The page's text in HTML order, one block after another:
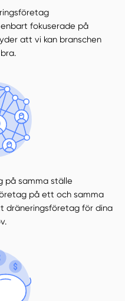
fokuserade på
att vi kan branschen
på samma ställe
på ett och samma
dräneringsföretag för dina